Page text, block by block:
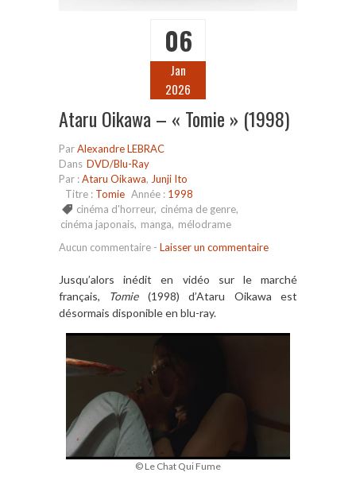
06
Jan
2026
Ataru Oikawa – « Tomie » (1998)
ParAlexandre LEBRAC
Dans DVD/Blu-Ray
Par :Ataru Oikawa, Junji Ito
Titre : Tomie Année : 1998
cinéma d'horreur, cinéma de genre,
cinéma japonais, manga, mélodrame
Aucun commentaire - Laisser un commentaire
Jusqu’alors inédit en vidéo sur le marché
français, Tomie(1998) d’Ataru Oikawa est
désormais disponible en blu-ray.
© Le Chat Qui Fume